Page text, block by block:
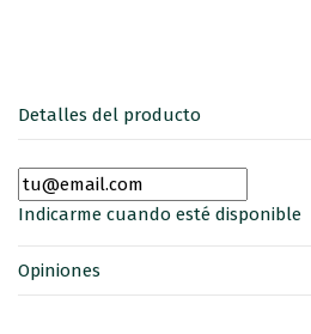
Detalles del producto
Indicarme cuando esté disponible
Opiniones